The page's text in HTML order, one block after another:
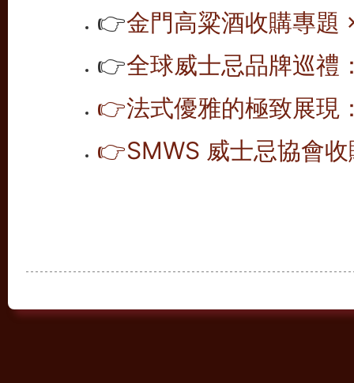
👉金門高粱酒收購專題
👉全球威士忌品牌巡禮
👉法式優雅的極致展現
👉SMWS 威士忌協會